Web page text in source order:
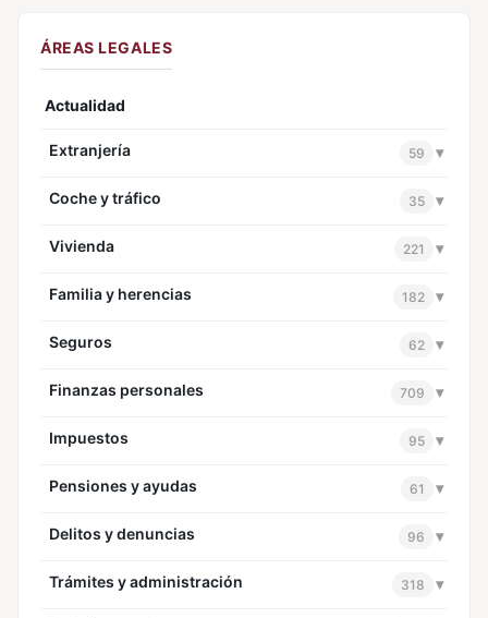
ÁREAS LEGALES
Actualidad
Extranjería 59 ▾
Coche y tráfico 35 ▾
Vivienda 221 ▾
Familia y herencias 182 ▾
Seguros 62 ▾
Finanzas personales 709 ▾
Impuestos 95 ▾
Pensiones y ayudas 61 ▾
Delitos y denuncias 96 ▾
Trámites y administración 318 ▾